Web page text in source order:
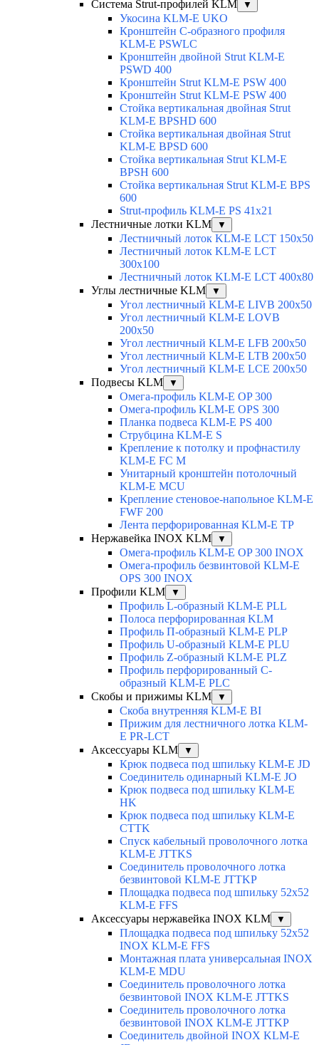
Система Strut-профилей KLM
▼
Укосина KLM-E UKO
Кронштейн С-образного профиля
KLM-E PSWLC
Кронштейн двойной Strut KLM-E
PSWD 400
Кронштейн Strut KLM-E PSW 400
Кронштейн Strut KLM-E PSW 400
Стойка вертикальная двойная Strut
KLM-E BPSHD 600
Стойка вертикальная двойная Strut
KLM-E BPSD 600
Стойка вертикальная Strut KLM-E
BPSH 600
Стойка вертикальная Strut KLM-E BPS
600
Strut-профиль KLM-E PS 41x21
Лестничные лотки KLM
▼
Лестничный лоток KLM-E LCT 150x50
Лестничный лоток KLM-E LCT
300x100
Лестничный лоток KLM-E LCT 400x80
Углы лестничные KLM
▼
Угол лестничный KLM-E LIVB 200x50
Угол лестничный KLM-E LOVB
200x50
Угол лестничный KLM-E LFB 200x50
Угол лестничный KLM-E LTB 200x50
Угол лестничный KLM-E LCE 200x50
Подвесы KLM
▼
Омега-профиль KLM-E OP 300
Омега-профиль KLM-E OPS 300
Планка подвеса KLM-E PS 400
Струбцина KLM-E S
Крепление к потолку и профнастилу
KLM-E FC M
Унитарный кронштейн потолочный
KLM-E MCU
Крепление стеновое-напольное KLM-E
FWF 200
Лента перфорированная KLM-E TP
Нержавейка INOX KLM
▼
Омега-профиль KLM-E OP 300 INOX
Омега-профиль безвинтовой KLM-E
OPS 300 INOX
Профили KLM
▼
Профиль L-образный KLM-E PLL
Полоса перфорированная KLM
Профиль П-образный KLM-E PLP
Профиль U-образный KLM-E PLU
Профиль Z-образный KLM-E PLZ
Профиль перфорированный C-
образный KLM-E PLC
Скобы и прижимы KLM
▼
Скоба внутренняя KLM-E BI
Прижим для лестничного лотка KLM-
E PR-LCT
Аксессуары KLM
▼
Крюк подвеса под шпильку KLM-E JD
Соединитель одинарный KLM-E JO
Крюк подвеса под шпильку KLM-E
HK
Крюк подвеса под шпильку KLM-E
CTTK
Спуск кабельный проволочного лотка
KLM-E JTTKS
Соединитель проволочного лотка
безвинтовой KLM-E JTTKP
Площадка подвеса под шпильку 52x52
KLM-E FFS
Аксессуары нержавейка INOX KLM
▼
Площадка подвеса под шпильку 52x52
INOX KLM-E FFS
Монтажная плата универсальная INOX
KLM-E MDU
Соединитель проволочного лотка
безвинтовой INOX KLM-E JTTKS
Соединитель проволочного лотка
безвинтовой INOX KLM-E JTTKP
Соединитель двойной INOX KLM-E